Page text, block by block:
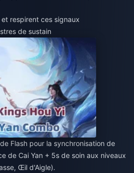
respirent ces signaux
de sustain
Flash pour la synchronisation de
de Cai Yan + 5s de soin aux niveaux
Œil d'Aigle).